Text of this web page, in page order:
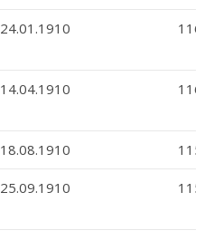
24.01.1910 116
14.04.1910 116
18.08.1910 115
25.09.1910 115